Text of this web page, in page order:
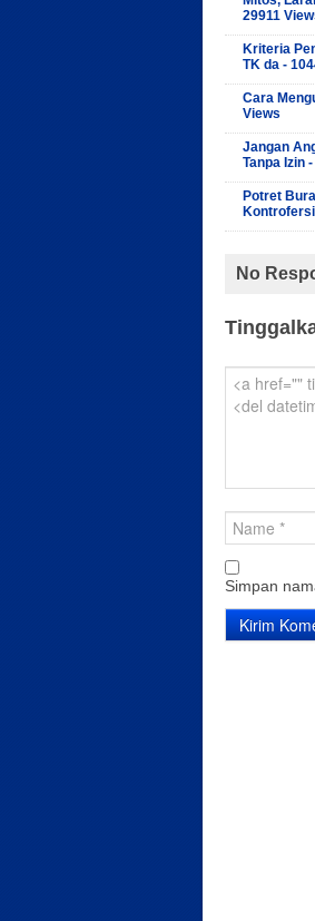
29911
Kriteria
TK da -
Cara
Views
Jangan
Tanpa Izin
Potret
Kontrofersi
No
Simpan